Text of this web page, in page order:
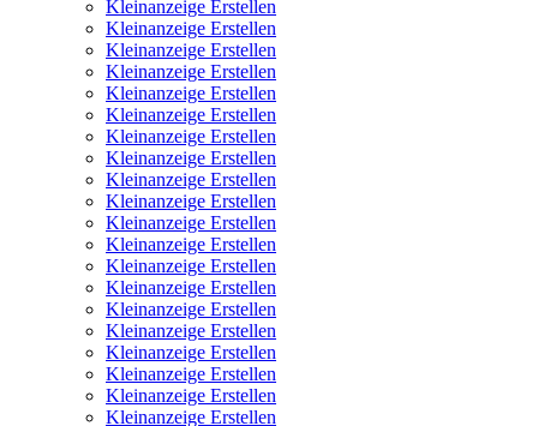
Kleinanzeige Erstellen
Kleinanzeige Erstellen
Kleinanzeige Erstellen
Kleinanzeige Erstellen
Kleinanzeige Erstellen
Kleinanzeige Erstellen
Kleinanzeige Erstellen
Kleinanzeige Erstellen
Kleinanzeige Erstellen
Kleinanzeige Erstellen
Kleinanzeige Erstellen
Kleinanzeige Erstellen
Kleinanzeige Erstellen
Kleinanzeige Erstellen
Kleinanzeige Erstellen
Kleinanzeige Erstellen
Kleinanzeige Erstellen
Kleinanzeige Erstellen
Kleinanzeige Erstellen
Kleinanzeige Erstellen